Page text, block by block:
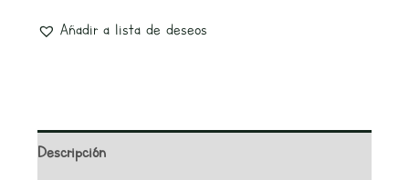
Añadir a lista de deseos
Descripción